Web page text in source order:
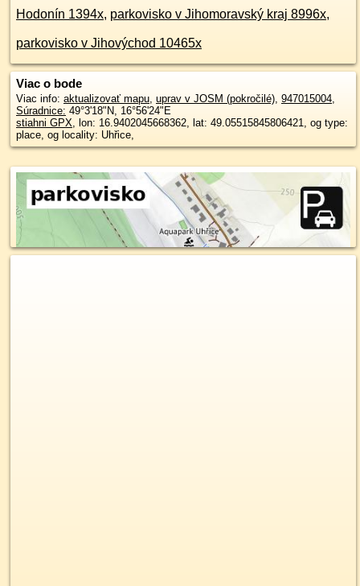
Hodonín 1394x, parkovisko v Jihomoravský kraj 8996x,
parkovisko v Jihovýchod 10465x
Viac o bode
Viac info: aktualizovať mapu, uprav v JOSM (pokročilé), 947015004,
Súradnice: 49°3'18"N, 16°56'24"E
stiahni GPX, lon: 16.9402045668362, lat: 49.05515845806421, og type:
place, og locality: Uhřice,